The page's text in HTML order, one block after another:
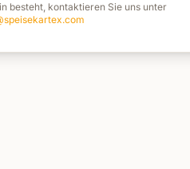
besteht, kontaktieren Sie uns unter